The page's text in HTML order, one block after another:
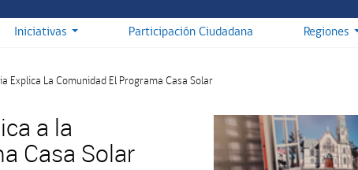
Iniciativas Participación Ciudadana Regiones
Explica La Comunidad El Programa Casa Solar
a la
Casa Solar